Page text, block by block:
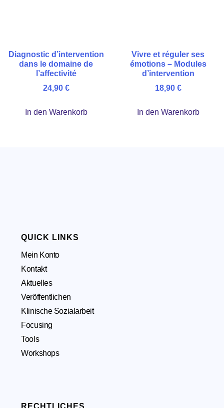
Diagnostic d’intervention
dans le domaine de
l’affectivité
24,90 €
In den Warenkorb
Vivre et réguler ses
émotions – Modules
d’intervention
18,90 €
In den Warenkorb
RECHTLICHES
QUICK LINKS
Mein Konto
Kontakt
Aktuelles
Veröffentlichen
Klinische Sozialarbeit
Focusing
Tools
Workshops